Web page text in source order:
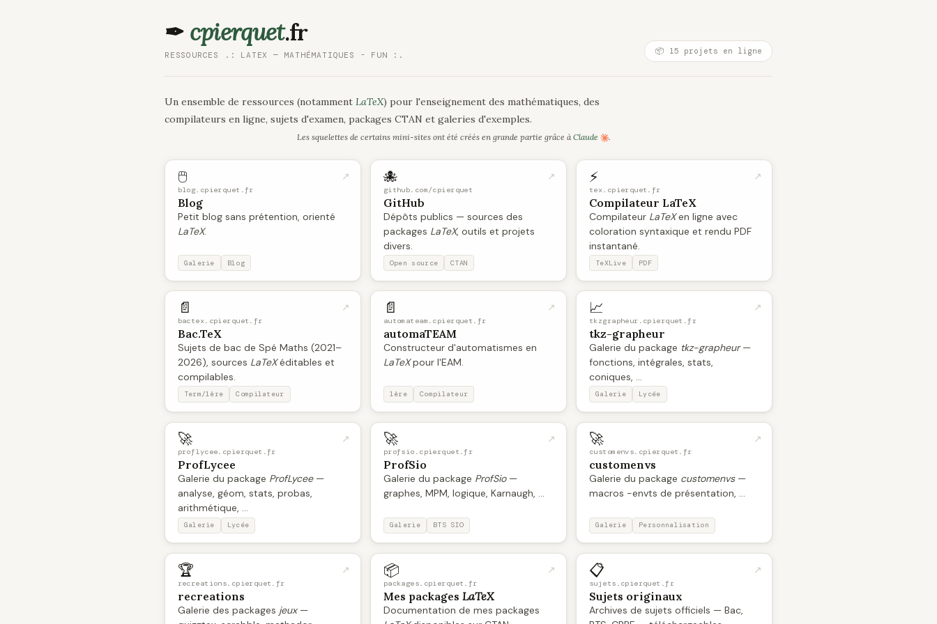
✒ cpierquet.fr
RESSOURCES .: LATEX — MATHÉMATIQUES - FUN :. 📦 15 projets en ligne
Un ensemble de ressources (notamment LaTeX) pour l'enseignement des mathématiques, des
compilateurs en ligne, sujets d'examen, packages CTAN et galeries d'exemples.
Les squelettes de certains mini-sites ont été créés en grande partie grâce àClaude .
↗
🖱️
blog.cpierquet.fr
Blog
Petit blog sans prétention, orienté
LaTeX.
Galerie Blog
↗
🐙
github.com/cpierquet
GitHub
Dépôts publics — sources des
packages LaTeX, outils et projets
divers.
Open source CTAN
↗
⚡
tex.cpierquet.fr
Compilateur LaTeX
Compilateur LaTeXen ligne avec
coloration syntaxique et rendu PDF
instantané.
TeXLive PDF
↗
📄
bactex.cpierquet.fr
Bac.TeX
Sujets de bac de Spé Maths (2021–
2026), sources LaTeXéditables et
compilables.
Term/1ère Compilateur
↗
📄
automateam.cpierquet.fr
automaTEAM
Constructeur d'automatismes en
LaTeXpour l'EAM.
1ère Compilateur
↗
📈
tkzgrapheur.cpierquet.fr
tkz-grapheur
Galerie du package tkz-grapheur—
fonctions, intégrales, stats,
coniques, ...
Galerie Lycée
↗
🚀
proflycee.cpierquet.fr
ProfLycee
Galerie du package ProfLycee—
analyse, géom, stats, probas,
arithmétique, ...
Galerie Lycée
↗
🚀
profsio.cpierquet.fr
ProfSio
Galerie du package ProfSio—
graphes, MPM, logique, Karnaugh, ...
Galerie BTS SIO
↗
🚀
customenvs.cpierquet.fr
customenvs
Galerie du package customenvs—
macros -envts de présentation, ...
Galerie Personnalisation
↗
🏆
recreations.cpierquet.fr
recreations
Galerie des packages jeux—
↗
📦
packages.cpierquet.fr
Mes packages LaTeX
Documentation de mes packages
↗
📋
sujets.cpierquet.fr
Sujets originaux
Archives de sujets officiels — Bac,